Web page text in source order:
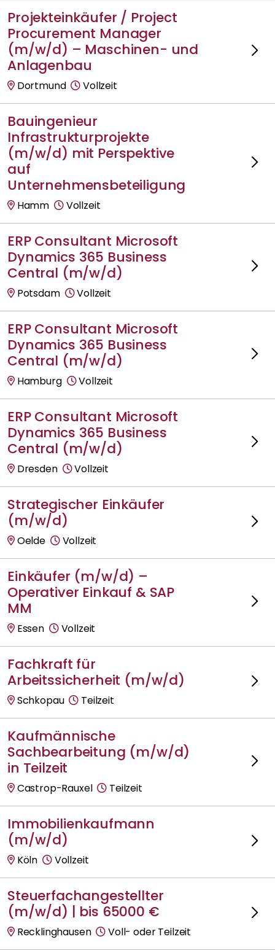
Projekteinkäufer / Project
Procurement Manager
(m/w/d) – Maschinen- und
Anlagenbau
Dortmund Vollzeit
Bauingenieur
Infrastrukturprojekte
(m/w/d) mit Perspektive
auf
Unternehmensbeteiligung
Hamm Vollzeit
ERP Consultant Microsoft
Dynamics 365 Business
Central (m/w/d)
Potsdam Vollzeit
ERP Consultant Microsoft
Dynamics 365 Business
Central (m/w/d)
Hamburg Vollzeit
ERP Consultant Microsoft
Dynamics 365 Business
Central (m/w/d)
Dresden Vollzeit
Strategischer Einkäufer
(m/w/d)
Oelde Vollzeit
Einkäufer (m/w/d) –
Operativer Einkauf & SAP
MM
Essen Vollzeit
Fachkraft für
Arbeitssicherheit (m/w/d)
Schkopau Teilzeit
Kaufmännische
Sachbearbeitung (m/w/d)
in Teilzeit
Castrop-Rauxel Teilzeit
Immobilienkaufmann
(m/w/d)
Köln Vollzeit
Steuerfachangestellter
(m/w/d) | bis 65000 €
Recklinghausen Voll- oder Teilzeit